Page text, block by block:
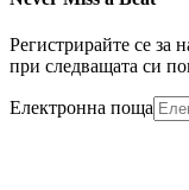
Регистрирайте се за
при следващата си
Електронна поща